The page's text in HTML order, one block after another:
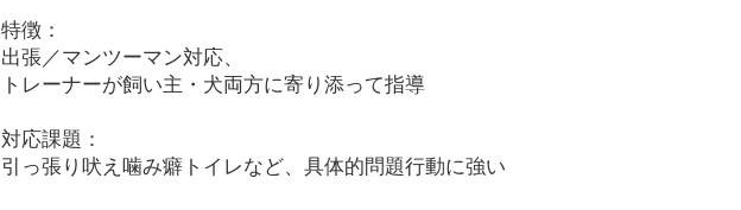
特徴：
出張／マンツーマン対応、
トレーナーが飼い主・犬両方に寄り添って指導
対応課題：
引っ張り吠え噛み癖トイレなど、具体的問題行動に強い